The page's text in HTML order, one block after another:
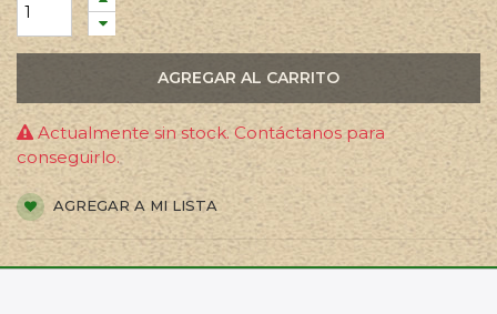
AGREGAR AL CARRITO
Actualmente sin stock. Contáctanos para
conseguirlo.
AGREGAR A MI LISTA